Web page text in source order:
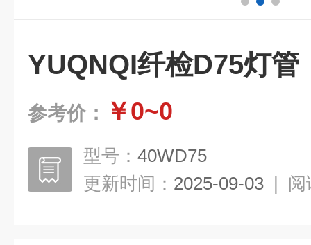
YUQNQI纤检D75灯管
参考价： ￥0~0
型号： 40WD75
更新时间： 2025-09-03 | 阅